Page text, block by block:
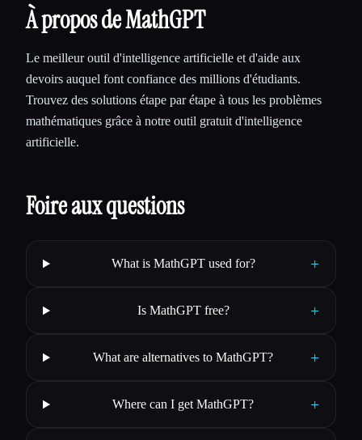
À propos de MathGPT
Le meilleur outil d'intelligence artificielle et d'aide aux
devoirs auquel font confiance des millions d'étudiants.
Trouvez des solutions étape par étape à tous les problèmes
mathématiques grâce à notre outil gratuit d'intelligence
artificielle.
Foire aux questions
What is MathGPT used for? +
Is MathGPT free? +
What are alternatives to MathGPT? +
Where can I get MathGPT? +